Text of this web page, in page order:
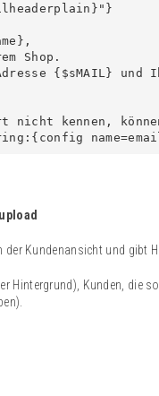
Shop.
{$sMAIL} und
nicht kennen,
Kundenansicht und gibt
Hintergrund), Kunden, die